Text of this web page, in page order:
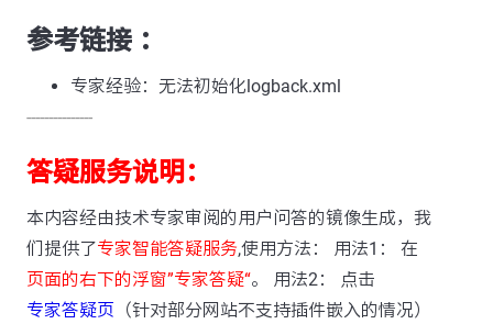
参考链接 ：
专家经验：无法初始化logback.xml
---------------
答疑服务说明：
本内容经由技术专家审阅的用户问答的镜像生成，我
们提供了专家智能答疑服务,使用方法： 用法1： 在
页面的右下的浮窗”专家答疑“。 用法2： 点击
专家答疑页 （针对部分网站不支持插件嵌入的情况）